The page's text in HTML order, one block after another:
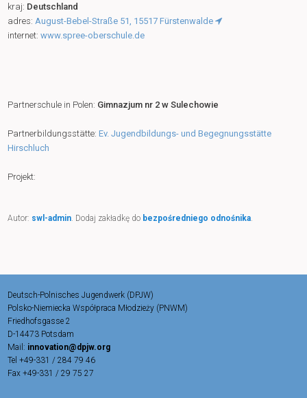
kraj: Deutschland
adres: August-Bebel-Straße 51, 15517 Fürstenwalde
internet:www.spree-oberschule.de
Partnerschule in Polen: Gimnazjum nr 2 w Sulechowie
Partnerbildungsstätte:Ev. Jugendbildungs- und Begegnungsstätte
Hirschluch
Projekt:
Autor: swl-admin. Dodaj zakładkę do bezpośredniego odnośnika.
Deutsch-Polnisches Jugendwerk (DPJW)
Polsko-Niemiecka Współpraca Młodzieży (PNWM)
Friedhofsgasse 2
D-14473 Potsdam
Mail: innovation@dpjw.org
Tel +49-331 / 284 79 46
Fax +49-331 / 29 75 27